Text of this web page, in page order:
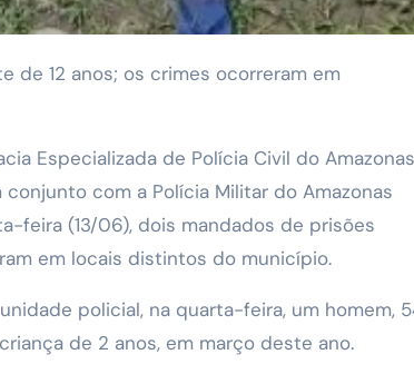
Especializada de Polícia Civil do Amazonas
com a Polícia Militar do Amazonas
feira (13/06), dois mandados de prisões
em locais distintos do município.
policial, na quarta-feira, um homem,
de 2 anos, em março deste ano.